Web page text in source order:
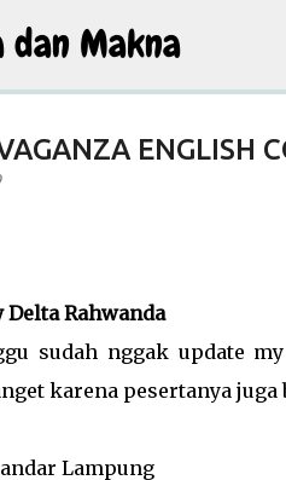
Makna
ENGLISH
Rahwanda
sudah nggak update
karena pesertanya
Lampung